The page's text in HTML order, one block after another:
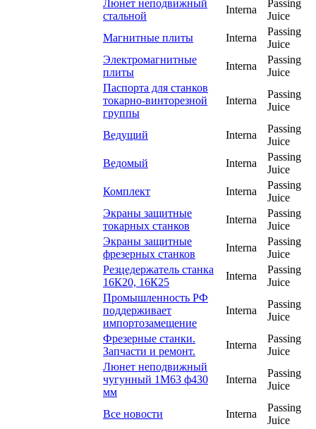
Люнет неподвижный
стальной
Interna
Passing
Juice
Магнитные плиты
Interna
Passing
Juice
Электромагнитные
плиты
Interna
Passing
Juice
Паспорта для станков
токарно-винторезной
группы
Interna
Passing
Juice
Ведущий Interna
Passing
Juice
Ведомый
Interna
Passing
Juice
Комплект
Interna
Passing
Juice
Экраны защитные
токарных станков
Interna
Passing
Juice
Экраны защитные
фрезерных станков
Interna
Passing
Juice
Резцедержатель станка
16К20, 16К25
Interna
Passing
Juice
Промышленность РФ
поддерживает
импортозамещение
Interna
Passing
Juice
Фрезерные станки.
Запчасти и ремонт.
Interna
Passing
Juice
Люнет неподвижный
чугунный 1М63 ф430
мм
Interna
Passing
Juice
Все новости Interna
Passing
Juice